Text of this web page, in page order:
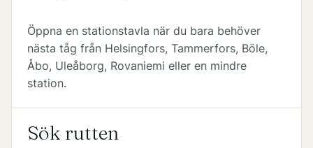
Öppna en stationstavla när du bara behöver
nästa tåg från Helsingfors, Tammerfors, Böle,
Åbo, Uleåborg, Rovaniemi eller en mindre
station.
Sök rutten